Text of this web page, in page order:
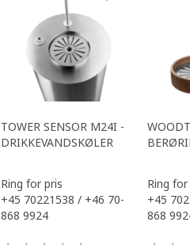
TOWER SENSOR M24I -
DRIKKEVANDSKØLER
Ring for pris
+45 70221538 / +46 70-
868 9924
Ring for
+45
868